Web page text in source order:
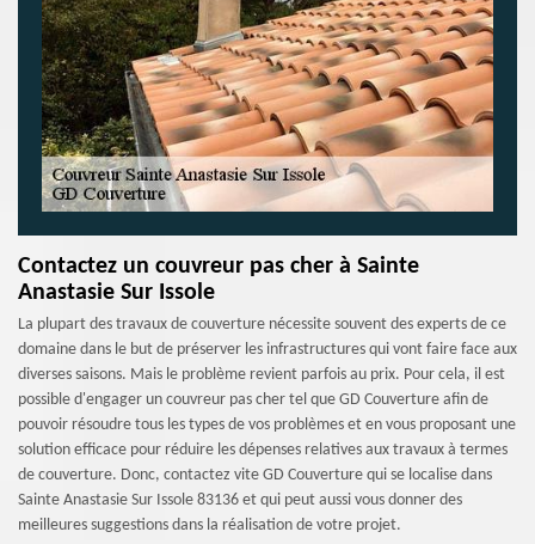
Contactez un couvreur pas cher à Sainte
Anastasie Sur Issole
La plupart des travaux de couverture nécessite souvent des experts de ce
domaine dans le but de préserver les infrastructures qui vont faire face aux
diverses saisons. Mais le problème revient parfois au prix. Pour cela, il est
possible d'engager un couvreur pas cher tel que GD Couverture afin de
pouvoir résoudre tous les types de vos problèmes et en vous proposant une
solution efficace pour réduire les dépenses relatives aux travaux à termes
de couverture. Donc, contactez vite GD Couverture qui se localise dans
Sainte Anastasie Sur Issole 83136 et qui peut aussi vous donner des
meilleures suggestions dans la réalisation de votre projet.